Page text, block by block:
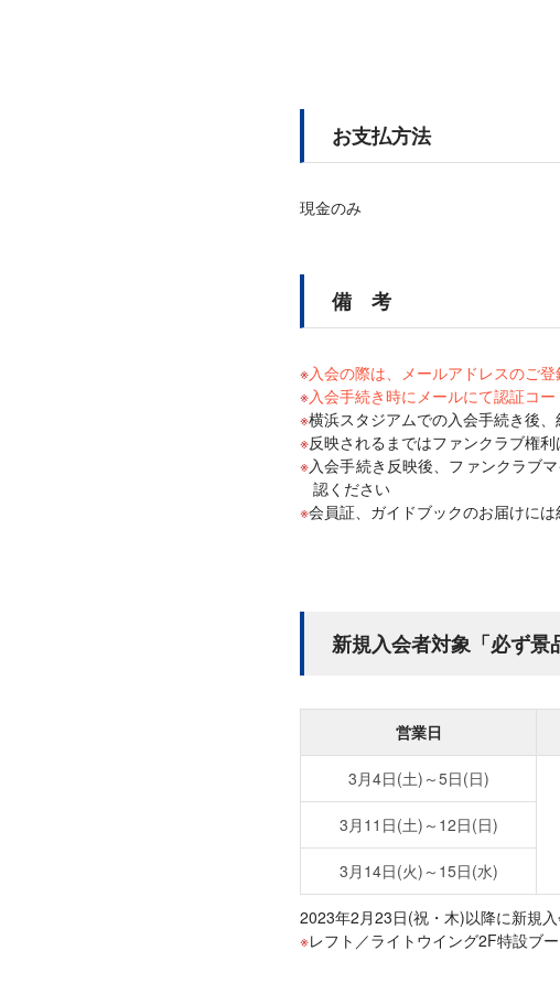
お支払方法
現金のみ
備 考
入会の際は、メールアドレスのご
入会手続き時にメールにて認証コ
横浜スタジアムでの入会手続き後
反映されるまではファンクラブ権
入会手続き反映後、ファンクラブ
認ください
会員証、ガイドブックのお届けに
新規入会者対象「必ず
営業日
3月4日(土)～5日(日)
3月11日(土)～12日(日)
3月14日(火)～15日(水)
2023年2月23日(祝・木)以降に新規
レフト／ライトウイング2F特設ブ